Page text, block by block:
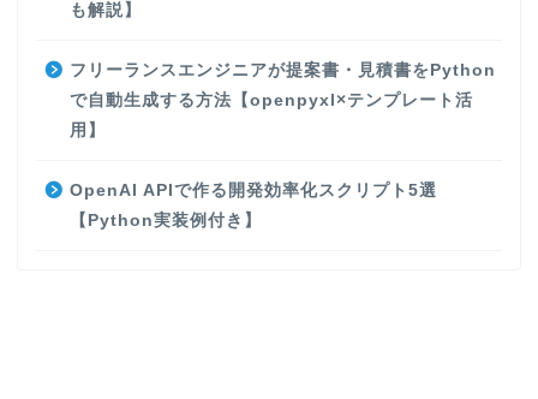
も解説】
フリーランスエンジニアが提案書・見積書をPython
で自動生成する方法【openpyxl×テンプレート活
用】
OpenAI APIで作る開発効率化スクリプト5選
【Python実装例付き】